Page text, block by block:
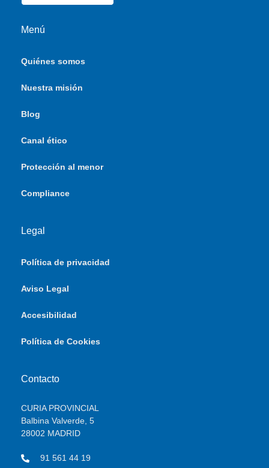
Menú
Quiénes somos
Nuestra misión
Blog
Canal ético
Protección al menor
Compliance
Legal
Política de privacidad
Aviso Legal
Accesibilidad
Política de Cookies
Contacto
CURIA PROVINCIAL
Balbina Valverde, 5
28002 MADRID
91 561 44 19